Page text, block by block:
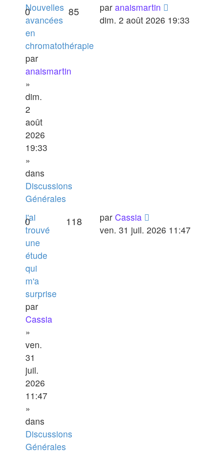
Nouvelles
avancées
en
chromatothérapie
par
anaismartin
»
dim.
2
août
2026
19:33
»
dans
Discussions
Générales
0 85 par anaismartin
dim. 2 août 2026 19:33
j'ai
trouvé
une
étude
qui
m'a
surprise
par
Cassia
»
ven.
31
juil.
2026
11:47
»
dans
Discussions
Générales
0 118 par Cassia
ven. 31 juil. 2026 11:47